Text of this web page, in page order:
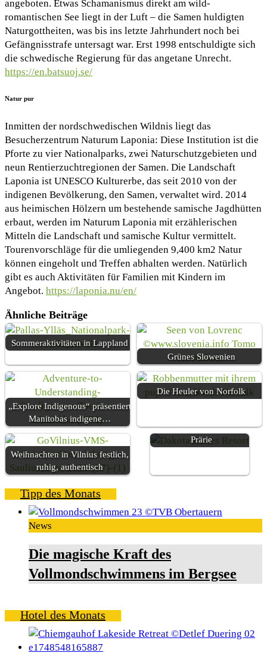
angeboten. Etwas Schamanismus direkt am wild-
romantischen See liegt in der Luft – die Samen huldigten
Naturgottheiten, was bis ins letzte Jahrhundert noch bei
Gefängnisstrafe untersagt war. Erst 1998 entschuldigte sich
die schwedische Regierung für das angetane Unrecht.
https://en.batsuoj.se/
Natur pur
Inmitten der nordschwedischen Wildnis liegt das
Besucherzentrum Naturum Laponia: Diese Institution ist die
Pforte zu vier Nationalparks, zwei Naturschutzgebieten und
neun Rentierzuchtregionen der Samen. Die Landschaft
Laponia ist UNESCO Kulturerbe, das seit 2010 von der
indigenen Bevölkerung, den Samen, verwaltet wird. 2014
aus heimischen Hölzern um bestehende samische Jagdhütten
erbaut, werden im Naturum Laponia mit erzählerischen
Mitteln die Landschaft und samische Kultur vermittelt.
Tourenvorschläge für die umliegenden 9,400 km2 Natur
können eingeholt und Treffen abhalten werden. Natürlich
gibt es auch Aktivitäten für Familien mit Kindern im
Angebot. https://laponia.nu/en/
Ähnliche Beiträge
Sommeraktivitäten in Lappland
Grünes Slowenien
„Explore Indigenous“ präsentiert
Manitobas indigene…
Die Heuler von Norfolk
Weihnachten in Vilnius festlich,
ruhig, authentisch
indigenen Völker der
Prärie
Tipp des Monats
News
Die magische Kraft des
Vollmondschwimmens im Bergsee
Hotel des Monats